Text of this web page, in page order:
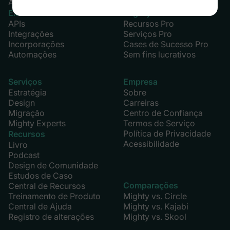
AI Cohost
Extensões
APIs
Integrações
Incorporações
Automações
Recursos Pro
Serviços Pro
Cases de Sucesso Pro
Sem fins lucrativos
Serviços
Estratégia
Design
Migração
Mighty Experts
Recursos
Livro
Podcast
Design de Comunidade
Estudos de Caso
Central de Recursos
Treinamento de Produto
Central de Ajuda
Registro de alterações
Empresa
Sobre
Carreiras
Centro de Confiança
Termos de Serviço
Política de Privacidade
Acessibilidade
Comparações
Mighty vs. Circle
Mighty vs. Kajabi
Mighty vs. Skool